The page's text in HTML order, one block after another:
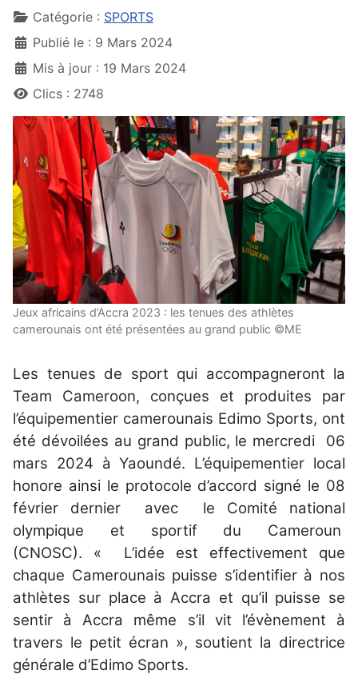
Catégorie : SPORTS
Publié le : 9 Mars 2024
Mis à jour : 19 Mars 2024
Clics : 2748
Jeux africains d’Accra 2023 : les tenues des athlètes
camerounais ont été présentées au grand public ©ME
Les tenues de sport qui accompagneront la
Team Cameroon, conçues et produites par
l’équipementier camerounais Edimo Sports, ont
été dévoilées au grand public, le mercredi 06
mars 2024 à Yaoundé. L’équipementier local
honore ainsi le protocole d’accord signé le 08
février dernier avec le Comité national
olympique et sportif du Cameroun
(CNOSC). « L’idée est effectivement que
chaque Camerounais puisse s’identifier à nos
athlètes sur place à Accra et qu’il puisse se
sentir à Accra même s’il vit l’évènement à
travers le petit écran », soutient la directrice
générale d’Edimo Sports.